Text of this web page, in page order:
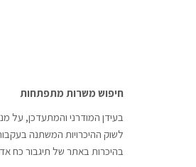
חיפוש משרות מתפתחות
בעידן המודרני והמתעדכן, על
לשוק ההיכרויות המשתנה
בהיכרות באתר של תיגבור כח